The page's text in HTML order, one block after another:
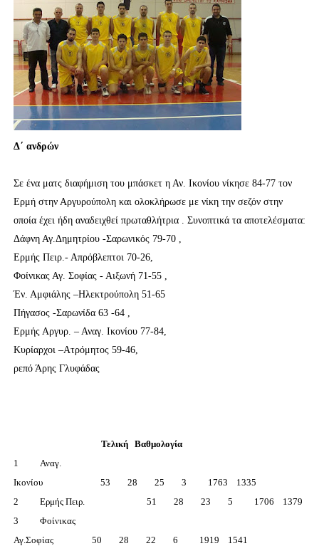
ΧΡΟΝΙΑ ΠΟΛΛΑ ΣΤΟ ΕΛΛΗΝΙΚΟ ΜΠΑΣΚΕΤ : 39Η ΕΠΕΤΕΙΟΣ ΑΠΟ
Ο δρόμος για τον 29ο τελικό κυπέλλου ανδρών ΕΣΚΑΝΑ
U21: Τεράστια πρόκριση για τον Πανελευσινιακό στον
Γ΄ανδρών play offs : "Σκληρό" καρύδι η Φιλία Περάματος
Δ΄ ανδρών
Σε ένα ματς διαφήμιση του μπάσκετ η Αν. Ικονίου νίκησε 84-77 τον
Ερμή στην Αργυρούπολη και ολοκλήρωσε με νίκη την σεζόν στην
οποία έχει ήδη αναδειχθεί πρωταθλήτρια . Συνοπτικά τα αποτελέσματα:
Δάφνη Αγ.Δημητρίου -Σαρωνικός 79-70 ,
Ερμής Πειρ.- Απρόβλεπτοι 70-26,
Φοίνικας Αγ. Σοφίας - Αιξωνή 71-55 ,
Έν. Αμφιάλης –Ηλεκτρούπολη 51-65
Πήγασος -Σαρωνίδα 63 -64 ,
Ερμής Αργυρ. – Αναγ. Ικονίου 77-84,
Κυρίαρχοι –Ατρόμητος 59-46,
ρεπό Άρης Γλυφάδας
Τελική Bαθμολογία
1 Αναγ.
Ικονίου 53 28 25 3 1763 1335
2 Ερμής Πειρ. 51 28 23 5 1706 1379
3 Φοίνικας
Αγ.Σοφίας 50 28 22 6 1919 1541